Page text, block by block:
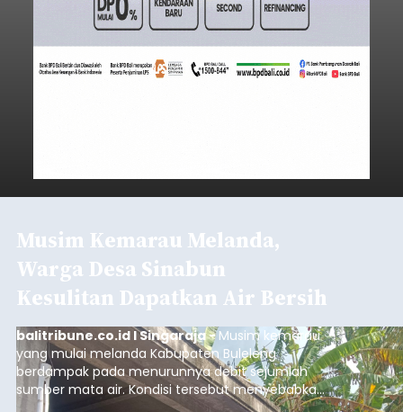
Musim Kemarau Melanda,
Warga Desa Sinabun
Kesulitan Dapatkan Air Bersih
balitribune.co.id I Singaraja -Musim kemarau
yang mulai melanda Kabupaten Buleleng
berdampak pada menurunnya debit sejumlah
sumber mata air. Kondisi tersebut menyebabkan
warga di beberapa desa mulai mengalami